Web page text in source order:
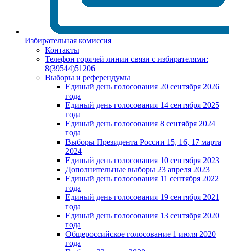
Избирательная комиссия
Контакты
Телефон горячей линии связи с избирателями:
8(39544)51206
Выборы и референдумы
Единый день голосования 20 сентября 2026
года
Единый день голосования 14 сентября 2025
года
Единый день голосования 8 сентября 2024
года
Выборы Президента России 15, 16, 17 марта
2024
Единый день голосования 10 сентября 2023
Дополнительные выборы 23 апреля 2023
Единый день голосования 11 сентября 2022
года
Единый день голосования 19 сентября 2021
года
Единый день голосования 13 сентября 2020
года
Общероссийское голосование 1 июля 2020
года